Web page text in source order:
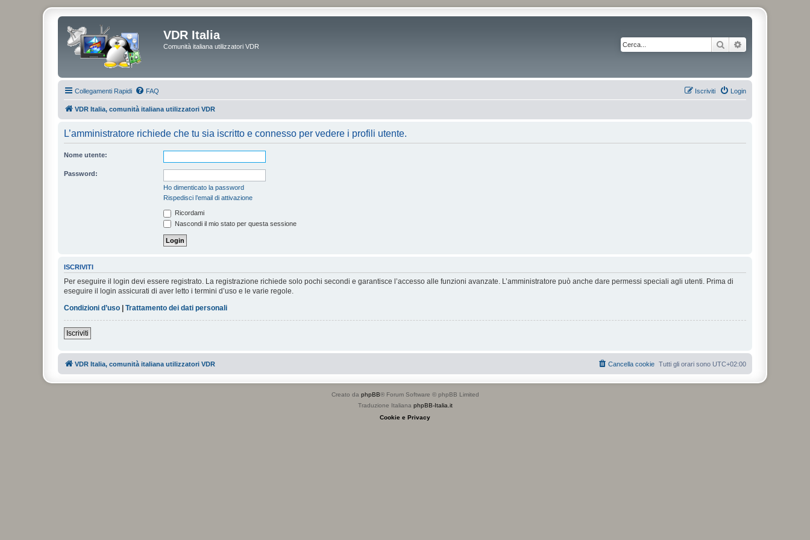
VDR Italia
Comunità italiana utilizzatori VDR Cerca
Collegamenti Rapidi FAQ Login
Iscriviti
VDR Italia, comunità italiana utilizzatori VDR
L’amministratore richiede che tu sia iscritto e connesso per vedere i profili utente.
Nome utente:
Password:
Ho dimenticato la password
Rispedisci l’email di attivazione
Ricordami
Nascondi il mio stato per questa sessione
ISCRIVITI
Per eseguire il login devi essere registrato. La registrazione richiede solo pochi secondi e garantisce l’accesso alle funzioni avanzate. L’amministratore può anche dare permessi speciali agli utenti. Prima di
eseguire il login assicurati di aver letto i termini d’uso e le varie regole.
Condizioni d’uso | Trattamento dei dati personali
Iscriviti
VDR Italia, comunità italiana utilizzatori VDR Tutti gli orari sono UTC+02:00
Cancella cookie
Creato da phpBB® Forum Software © phpBB Limited
Traduzione Italiana phpBB-Italia.it
Cookie e Privacy